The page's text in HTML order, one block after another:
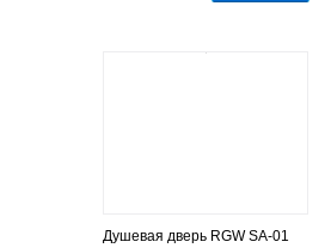
Душевая дверь RGW SA-01